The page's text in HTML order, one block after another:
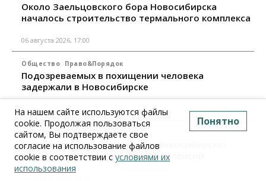
Около Заельцовского бора Новосибирска
началось строительство термального комплекса
06 августа 2026, 17:00
Общество Право&Порядок
Подозреваемых в похищении человека
задержали в Новосибирске
06 августа 2026, 16:15
Общество
Пенсионеры старше 80 лет в Новосибирской
области получили повышенные пенсии
На нашем сайте используются файлы
cookie. Продолжая пользоваться
сайтом, Вы подтверждаете свое
согласие на использование файлов
cookie в соответствии с условиями их
использования
Понятно